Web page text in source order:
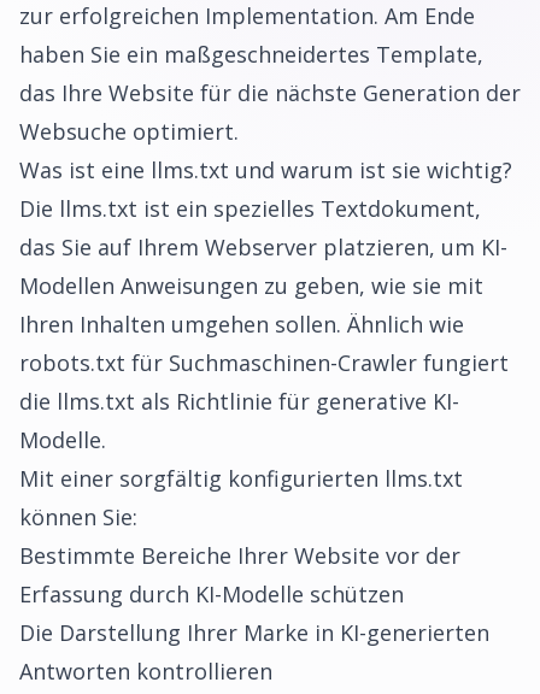
zur erfolgreichen Implementation. Am Ende
haben Sie ein maßgeschneidertes Template,
das Ihre Website für die nächste Generation der
Websuche optimiert.
Was ist eine llms.txt und warum ist sie wichtig?
Die llms.txt ist ein spezielles Textdokument,
das Sie auf Ihrem Webserver platzieren, um KI-
Modellen Anweisungen zu geben, wie sie mit
Ihren Inhalten umgehen sollen. Ähnlich wie
robots.txt für Suchmaschinen-Crawler fungiert
die llms.txt als Richtlinie für generative KI-
Modelle.
Mit einer sorgfältig konfigurierten llms.txt
können Sie:
Bestimmte Bereiche Ihrer Website vor der
Erfassung durch KI-Modelle schützen
Die Darstellung Ihrer Marke in KI-generierten
Antworten kontrollieren